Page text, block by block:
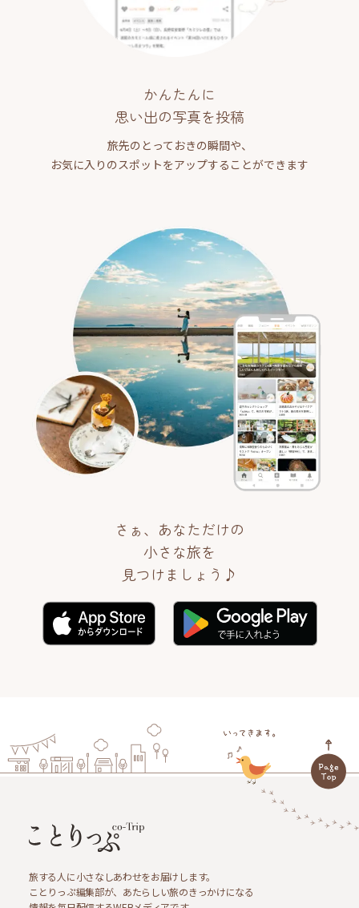
かんたんに
思い出の写真を投稿
旅先のとっておきの瞬間や、
お気に入りのスポットをアップすることができます
さぁ、あなただけの
小さな旅を
見つけましょう♪
旅する人に小さなしあわせをお届けします。
ことりっぷ編集部が、あたらしい旅のきっかけになる